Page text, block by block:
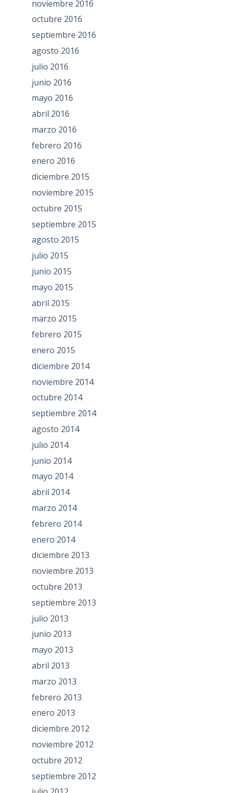
noviembre 2016
octubre 2016
septiembre 2016
agosto 2016
julio 2016
junio 2016
mayo 2016
abril 2016
marzo 2016
febrero 2016
enero 2016
diciembre 2015
noviembre 2015
octubre 2015
septiembre 2015
agosto 2015
julio 2015
junio 2015
mayo 2015
abril 2015
marzo 2015
febrero 2015
enero 2015
diciembre 2014
noviembre 2014
octubre 2014
septiembre 2014
agosto 2014
julio 2014
junio 2014
mayo 2014
abril 2014
marzo 2014
febrero 2014
enero 2014
diciembre 2013
noviembre 2013
octubre 2013
septiembre 2013
julio 2013
junio 2013
mayo 2013
abril 2013
marzo 2013
febrero 2013
enero 2013
diciembre 2012
noviembre 2012
octubre 2012
septiembre 2012